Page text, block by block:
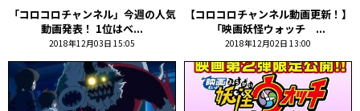
「コロコロチャンネル」今週の人気
動画発表！ 1位はベ...
2018年12月03日 15:05
【コロコロチャンネル動画更新！】
「映画妖怪ウォッチ ...
2018年12月02日 13:00